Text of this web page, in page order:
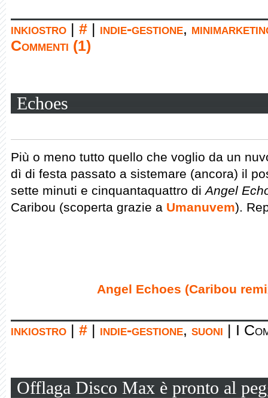
inkiostro # indie-gestione,
Commenti (1)
Echoes
Più o meno tutto quello che voglio da un
dì di festa passato a sistemare (ancora) il
sette minuti e cinquantaquattro diAngel
Caribou (scoperta grazie a Umanuvem).
Angel Echoes (Caribou
inkiostro # indie-gestione, suoni I
Offlaga Disco Max è pronto al